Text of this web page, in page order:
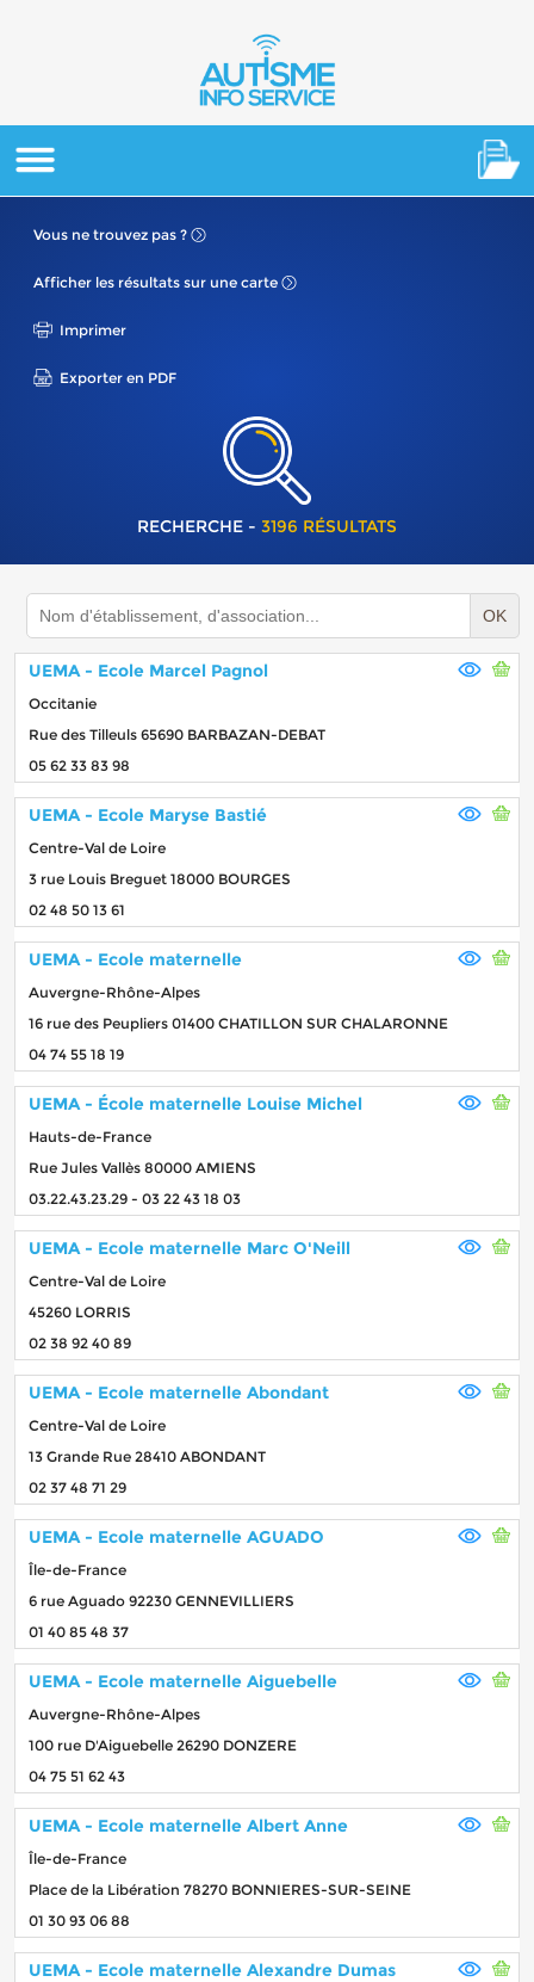
Vous ne trouvez pas ?
Afficher les résultats sur une carte
Imprimer
Exporter en PDF
RECHERCHE - 3196 RÉSULTATS
OK
UEMA - Ecole Marcel Pagnol
Occitanie
Rue des Tilleuls 65690 BARBAZAN-DEBAT
05 62 33 83 98
UEMA - Ecole Maryse Bastié
Centre-Val de Loire
3 rue Louis Breguet 18000 BOURGES
02 48 50 13 61
UEMA - Ecole maternelle
Auvergne-Rhône-Alpes
16 rue des Peupliers 01400 CHATILLON SUR CHALARONNE
04 74 55 18 19
UEMA - École maternelle Louise Michel
Hauts-de-France
Rue Jules Vallès 80000 AMIENS
03.22.43.23.29 - 03 22 43 18 03
UEMA - Ecole maternelle Marc O'Neill
Centre-Val de Loire
45260 LORRIS
02 38 92 40 89
UEMA - Ecole maternelle Abondant
Centre-Val de Loire
13 Grande Rue 28410 ABONDANT
02 37 48 71 29
UEMA - Ecole maternelle AGUADO
Île-de-France
6 rue Aguado 92230 GENNEVILLIERS
01 40 85 48 37
UEMA - Ecole maternelle Aiguebelle
Auvergne-Rhône-Alpes
100 rue D'Aiguebelle 26290 DONZERE
04 75 51 62 43
UEMA - Ecole maternelle Albert Anne
Île-de-France
Place de la Libération 78270 BONNIERES-SUR-SEINE
01 30 93 06 88
UEMA - Ecole maternelle Alexandre Dumas